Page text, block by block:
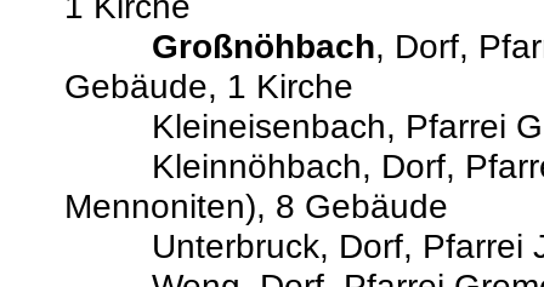
Großnöhbach, Dorf,
Gebäude, 1 Kirche
Kleineisenbach, Pfarrei
Kleinnöhbach, Dorf,
Mennoniten), 8 Gebäude
Unterbruck, Dorf, Pfarrei